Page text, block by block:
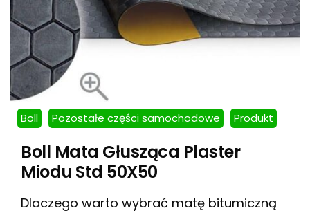
Boll Pozostałe części samochodowe Produkt
Boll Mata Głusząca Plaster
Miodu Std 50X50
Dlaczego warto wybrać matę bitumiczną